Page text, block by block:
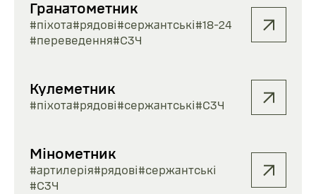
Гранатометник
#піхота#рядові#сержантські#18-24
#переведення#СЗЧ
Кулеметник
#піхота#рядові#сержантські#СЗЧ
Мінометник
#артилерія#рядові#сержантські
#СЗЧ